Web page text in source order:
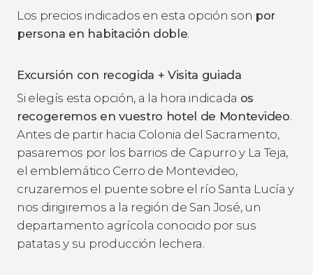
Los precios indicados en esta opción son por
persona en habitación doble.
Excursión con recogida + Visita guiada
Si elegís esta opción, a la hora indicada os
recogeremos en vuestro hotel de Montevideo.
Antes de partir hacia Colonia del Sacramento,
pasaremos por los barrios de Capurro y La Teja,
el emblemático Cerro de Montevideo,
cruzaremos el puente sobre el río Santa Lucía y
nos dirigiremos a la región de San José, un
departamento agrícola conocido por sus
patatas y su producción lechera.